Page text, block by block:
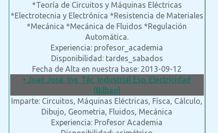
*Teoría de Circuitos y Máquinas Eléctricas
*Electrotecnia y Electrónica *Resistencia de Materiales
*Mecánica *Mecánica de Fluidos *Regulación
Automática.
Experiencia: profesor_academia
Disponibilidad: tardes_sabados
Fecha de Alta en nuestra base: 2013-09-12
• Juan José, Ing. Téc. Industrial Esp. Electricidad
(Bilbao)
Imparte: Circuitos, Máquinas Eléctricas, Físca, Cálculo,
Dibujo, Geometria, Fluidos, Mecánica
Experiencia: Profesor Academia